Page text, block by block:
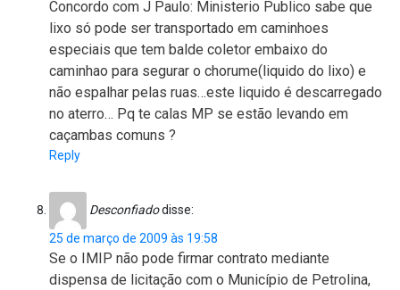
Concordo com J Paulo: Ministerio Publico sabe que
lixo só pode ser transportado em caminhoes
especiais que tem balde coletor embaixo do
caminhao para segurar o chorume(liquido do lixo) e
não espalhar pelas ruas…este liquido é descarregado
no aterro… Pq te calas MP se estão levando em
caçambas comuns ?
Reply
Desconfiadodisse:
25 de março de 2009 às 19:58
Se o IMIP não pode firmar contrato mediante
dispensa de licitação com o Município de Petrolina,